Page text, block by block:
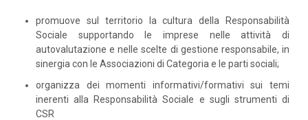
promuove sul territorio la cultura della Responsabilità
Sociale supportando le imprese nelle attività di
autovalutazione e nelle scelte di gestione responsabile, in
sinergia con le Associazioni di Categoria e le parti sociali;
organizza dei momenti informativi/formativi sui temi
inerenti alla Responsabilità Sociale e sugli strumenti di
CSR